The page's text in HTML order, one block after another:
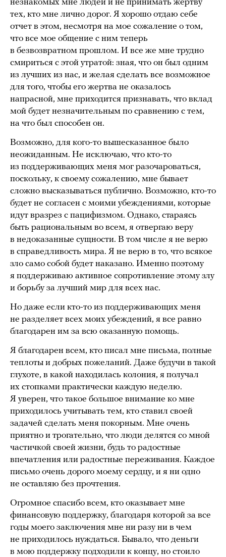
незнакомых мне людей и не принимать жертву
тех, кто мне лично дорог. Я хорошо отдаю себе
отчет в этом, несмотря на мое сожаление о том,
что все мое общение с ним теперь
в безвозвратном прошлом. И все же мне трудно
смириться с этой утратой: зная, что он был одним
из лучших из нас, и желая сделать все возможное
для того, чтобы его жертва не оказалось
напрасной, мне приходится признавать, что вклад
мой будет незначительным по сравнению с тем,
на что был способен он.
Возможно, для кого-то вышесказанное было
неожиданным. Не исключаю, что кто-то
из поддерживающих меня мог разочароваться,
поскольку, к своему сожалению, мне бывает
сложно высказываться публично. Возможно, кто-то
будет не согласен с моими убеждениями, которые
идут вразрез с пацифизмом. Однако, стараясь
быть рациональным во всем, я отвергаю веру
в недоказанные сущности. В том числе я не верю
в справедливость мира. Я не верю в то, что всякое
зло само собой будет наказано. Именно поэтому
я поддерживаю активное сопротивление этому злу
и борьбу за лучший мир для всех нас.
Но даже если кто-то из поддерживающих меня
не разделяет всех моих убеждений, я все равно
благодарен им за всю оказанную помощь.
Я благодарен всем, кто писал мне письма, полные
теплоты и добрых пожеланий. Даже будучи в такой
глухоте, в какой находилась колония, я получал
их стопками практически каждую неделю.
Я уверен, что такое большое внимание ко мне
приходилось учитывать тем, кто ставил своей
задачей сделать меня покорным. Мне очень
приятно и трогательно, что люди делятся со мной
частичкой своей жизни, будь то радостные
впечатления или радостные переживания. Каждое
письмо очень дорого моему сердцу, и я ни одно
не оставляю без прочтения.
Огромное спасибо всем, кто оказывает мне
финансовую поддержку, благодаря которой за все
годы моего заключения мне ни разу ни в чем
не приходилось нуждаться. Бывало, что деньги
в мою поддержку подходили к концу, но стоило